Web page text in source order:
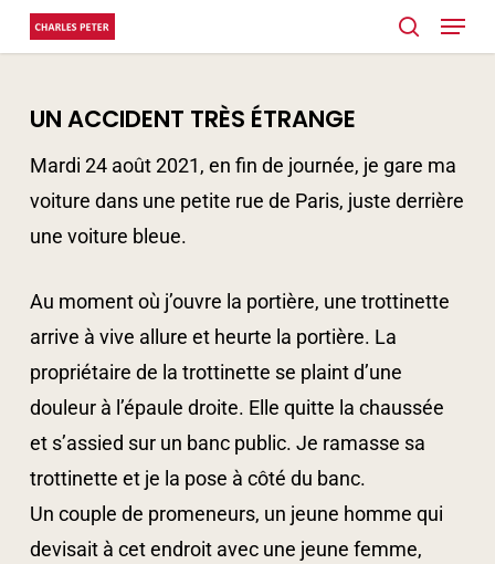
Skip
to
content
search
Menu
UN ACCIDENT TRÈS ÉTRANGE
Mardi 24 août 2021, en fin de journée, je gare ma
voiture dans une petite rue de Paris, juste derrière
une voiture bleue.
Au moment où j’ouvre la portière, une trottinette
arrive à vive allure et heurte la portière. La
propriétaire de la trottinette se plaint d’une
douleur à l’épaule droite. Elle quitte la chaussée
et s’assied sur un banc public. Je ramasse sa
trottinette et je la pose à côté du banc.
Un couple de promeneurs, un jeune homme qui
devisait à cet endroit avec une jeune femme,